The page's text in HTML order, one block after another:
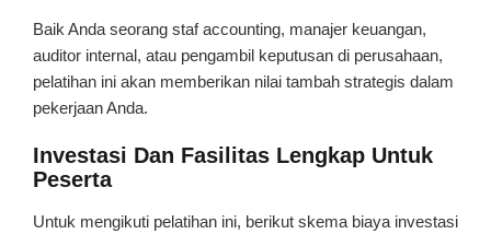
Baik Anda seorang staf accounting, manajer keuangan,
auditor internal, atau pengambil keputusan di perusahaan,
pelatihan ini akan memberikan nilai tambah strategis dalam
pekerjaan Anda.
Investasi Dan Fasilitas Lengkap Untuk
Peserta
Untuk mengikuti pelatihan ini, berikut skema biaya investasi